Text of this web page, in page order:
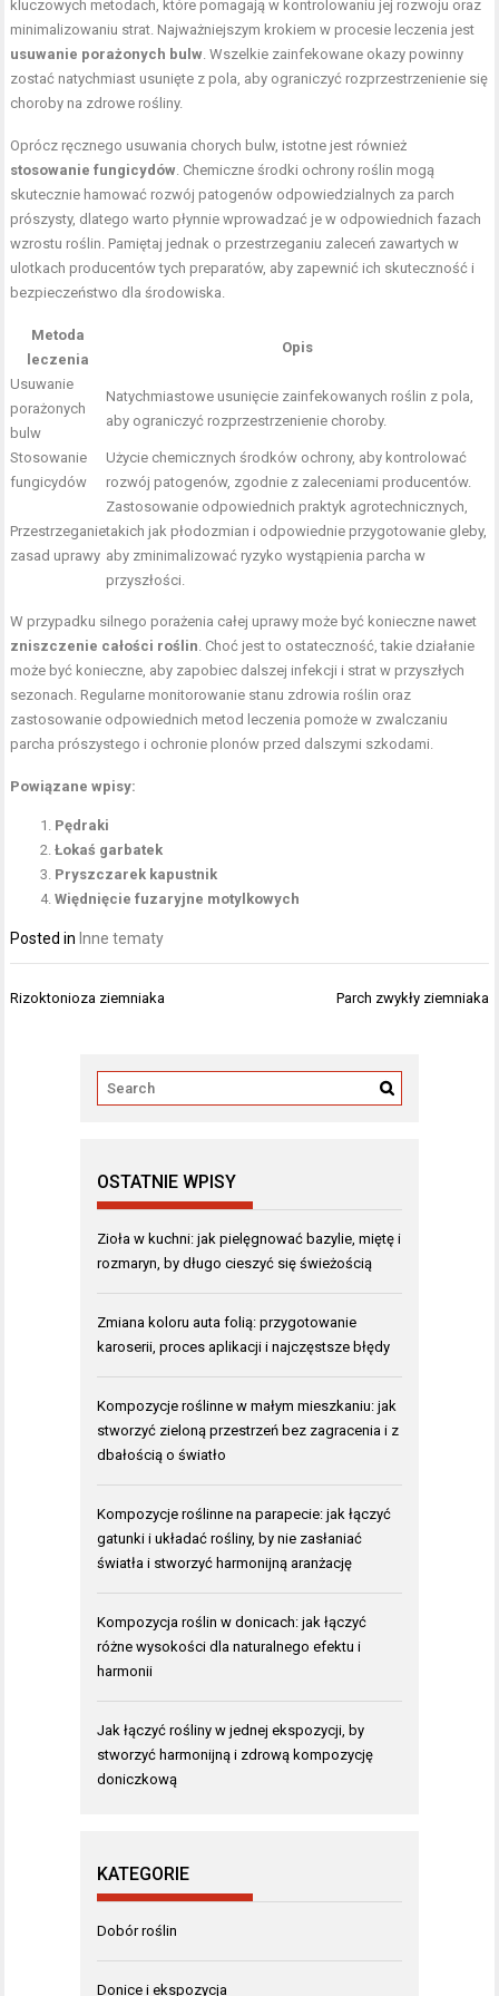
kluczowych metodach, które pomagają w kontrolowaniu jej rozwoju oraz
minimalizowaniu strat. Najważniejszym krokiem w procesie leczenia jest
usuwanie porażonych bulw. Wszelkie zainfekowane okazy powinny
zostać natychmiast usunięte z pola, aby ograniczyć rozprzestrzenienie się
choroby na zdrowe rośliny.
Oprócz ręcznego usuwania chorych bulw, istotne jest również
stosowanie fungicydów. Chemiczne środki ochrony roślin mogą
skutecznie hamować rozwój patogenów odpowiedzialnych za parch
prószysty, dlatego warto płynnie wprowadzać je w odpowiednich fazach
wzrostu roślin. Pamiętaj jednak o przestrzeganiu zaleceń zawartych w
ulotkach producentów tych preparatów, aby zapewnić ich skuteczność i
bezpieczeństwo dla środowiska.
Metoda
leczenia
Opis
Usuwanie
porażonych
bulw
Natychmiastowe usunięcie zainfekowanych roślin z pola,
aby ograniczyć rozprzestrzenienie choroby.
Stosowanie
fungicydów
Użycie chemicznych środków ochrony, aby kontrolować
rozwój patogenów, zgodnie z zaleceniami producentów.
Przestrzeganie
zasad uprawy
Zastosowanie odpowiednich praktyk agrotechnicznych,
takich jak płodozmian i odpowiednie przygotowanie gleby,
aby zminimalizować ryzyko wystąpienia parcha w
przyszłości.
W przypadku silnego porażenia całej uprawy może być konieczne nawet
zniszczenie całości roślin. Choć jest to ostateczność, takie działanie
może być konieczne, aby zapobiec dalszej infekcji i strat w przyszłych
sezonach. Regularne monitorowanie stanu zdrowia roślin oraz
zastosowanie odpowiednich metod leczenia pomoże w zwalczaniu
parcha prószystego i ochronie plonów przed dalszymi szkodami.
Powiązane wpisy:
Pędraki
Łokaś garbatek
Pryszczarek kapustnik
Więdnięcie fuzaryjne motylkowych
Posted in Inne tematy
Nawigacja
Rizoktonioza ziemniaka Parch zwykły ziemniaka
OSTATNIE WPISY
Zioła w kuchni: jak pielęgnować bazylie, miętę i
rozmaryn, by długo cieszyć się świeżością
Zmiana koloru auta folią: przygotowanie
karoserii, proces aplikacji i najczęstsze błędy
Kompozycje roślinne w małym mieszkaniu: jak
stworzyć zieloną przestrzeń bez zagracenia i z
dbałością o światło
Kompozycje roślinne na parapecie: jak łączyć
gatunki i układać rośliny, by nie zasłaniać
światła i stworzyć harmonijną aranżację
Kompozycja roślin w donicach: jak łączyć
różne wysokości dla naturalnego efektu i
harmonii
Jak łączyć rośliny w jednej ekspozycji, by
stworzyć harmonijną i zdrową kompozycję
doniczkową
KATEGORIE
Dobór roślin
Donice i ekspozycja